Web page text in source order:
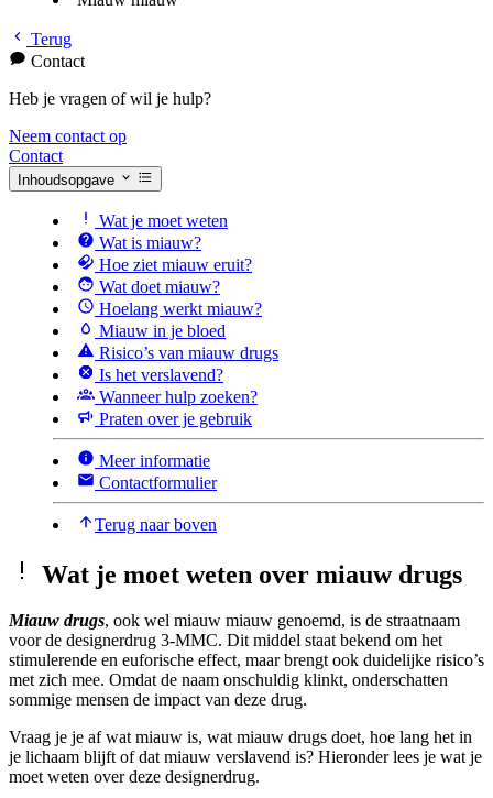
Terug
Contact
Heb je vragen of wil je hulp?
Neem contact op
Contact
Inhoudsopgave
Wat je moet weten
Wat is miauw?
Hoe ziet miauw eruit?
Wat doet miauw?
Hoelang werkt miauw?
Miauw in je bloed
Risico’s van miauw drugs
Is het verslavend?
Wanneer hulp zoeken?
Praten over je gebruik
Meer informatie
Contactformulier
Terug naar boven
Wat je moet weten over miauw drugs
Miauw drugs, ook wel miauw miauw genoemd, is de straatnaam
voor de designerdrug 3-MMC. Dit middel staat bekend om het
stimulerende en euforische effect, maar brengt ook duidelijke risico’s
met zich mee. Omdat de naam onschuldig klinkt, onderschatten
sommige mensen de impact van deze drug.
Vraag je je af wat miauw is, wat miauw drugs doet, hoe lang het in
je lichaam blijft of dat miauw verslavend is? Hieronder lees je wat je
moet weten over deze designerdrug.